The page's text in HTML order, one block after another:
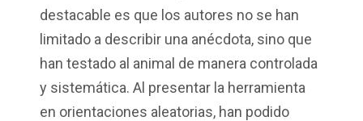
destacable es que los autores no se han
limitado a describir una anécdota, sino que
han testado al animal de manera controlada
y sistemática. Al presentar la herramienta
en orientaciones aleatorias, han podido